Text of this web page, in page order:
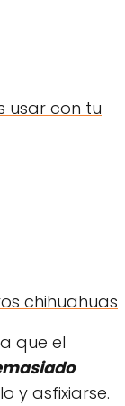
usar con tu
chihuahuas
que el
y asfixiarse.